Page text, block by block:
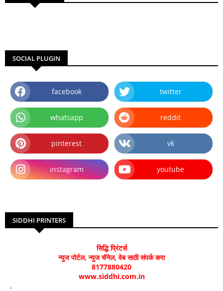
SOCIAL PLUGIN
facebook twitter
whatsapp reddit
pinterest vk
instagram youtube
SIDDHI PRINTERS
सिद्धि प्रिंटर्स
न्युज पोर्टल, न्युज चॅनेल, वेब साठी संपर्क करा
8177880420
www.siddhi.com.in
.